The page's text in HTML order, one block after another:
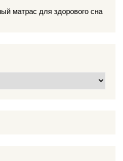
матрас для здорового сна